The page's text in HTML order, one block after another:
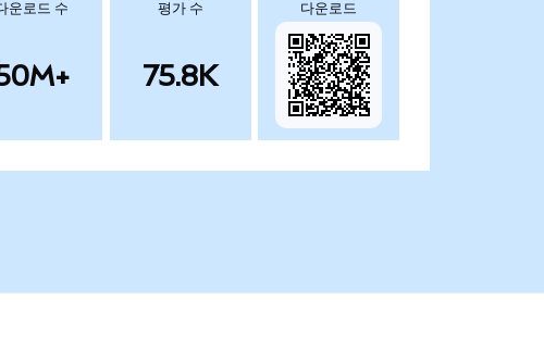
운로드 수 평가 수
75.8K
다운로드